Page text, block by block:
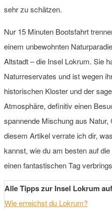
sehr zu schätzen.
Nur 15 Minuten Bootsfahrt
einem unbewohnten
Altstadt – die Insel Lokrum. Sie
Naturreservates und ist wegen
historischen Kloster und der
Atmosphäre, definitiv einen
spannende Mischung aus
diesem Artikel verrate ich dir,
kannst, wie du am besten auf
einen fantastischen Tag
Alle Tipps zur Insel Lokrum
Wie erreichst du Lokrum?